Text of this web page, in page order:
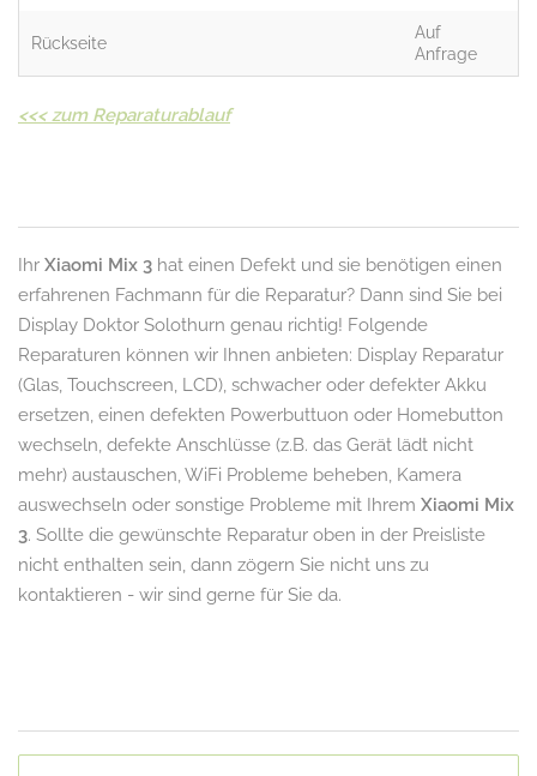
Rückseite
Auf
Anfrage
<<< zum Reparaturablauf
Ihr Xiaomi Mix 3 hat einen Defekt und sie benötigen einen
erfahrenen Fachmann für die Reparatur? Dann sind Sie bei
Display Doktor Solothurn genau richtig! Folgende
Reparaturen können wir Ihnen anbieten: Display Reparatur
(Glas, Touchscreen, LCD), schwacher oder defekter Akku
ersetzen, einen defekten Powerbuttuon oder Homebutton
wechseln, defekte Anschlüsse (z.B. das Gerät lädt nicht
mehr) austauschen, WiFi Probleme beheben, Kamera
auswechseln oder sonstige Probleme mit Ihrem Xiaomi Mix
3. Sollte die gewünschte Reparatur oben in der Preisliste
nicht enthalten sein, dann zögern Sie nicht uns zu
kontaktieren - wir sind gerne für Sie da.